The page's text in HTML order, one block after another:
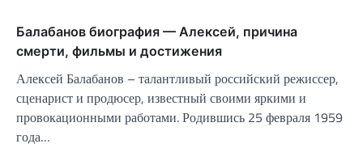
Балабанов биография — Алексей, причина
смерти, фильмы и достижения
Алексей Балабанов – талантливый российский режиссер,
сценарист и продюсер, известный своими яркими и
провокационными работами. Родившись 25 февраля 1959
года…